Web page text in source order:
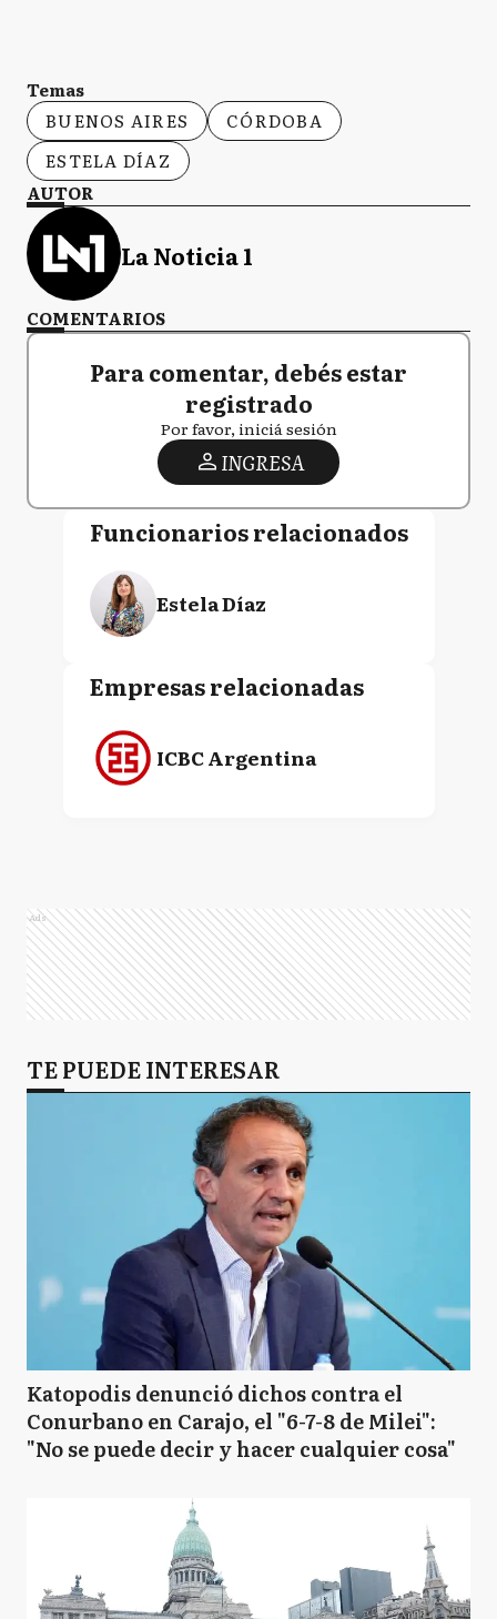
Temas
BUENOS AIRES
CÓRDOBA
ESTELA DÍAZ
AUTOR
La Noticia 1
COMENTARIOS
Para comentar, debés estar
registrado
Por favor, iniciá sesión
INGRESA
Funcionarios relacionados
Estela Díaz
Empresas relacionadas
ICBC Argentina
Ads
TE PUEDE INTERESAR
Katopodis denunció dichos contra el
Conurbano en Carajo, el "6-7-8 de Milei":
"No se puede decir y hacer cualquier cosa"